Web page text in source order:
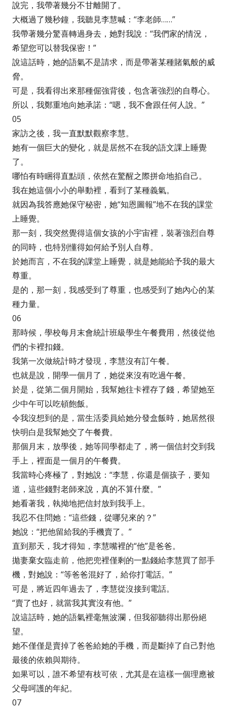
說完，我帶著幾分不甘離開了。
大概過了幾秒鐘，我聽見李慧喊：“李老師……”
我帶著幾分驚喜轉過身去，她對我說：“我們家的情況，
希望您可以替我保密！”
說這話時，她的語氣不是請求，而是帶著某種賭氣般的威
脅。
可是，我看得出來那種倔強背後，包含著強烈的自尊心。
所以，我鄭重地向她承諾：“嗯，我不會跟任何人說。”
05
家訪之後，我一直默默觀察李慧。
她有一個巨大的變化，就是居然不在我的語文課上睡覺
了。
哪怕有時睏得直點頭，依然在驚醒之際拼命地掐自己。
我在她這個小小的舉動裡，看到了某種義氣。
就因為我答應她保守秘密，她“知恩圖報”地不在我的課堂
上睡覺。
那一刻，我突然覺得這個女孩的小宇宙裡，裝著強烈自尊
的同時，也特別懂得如何給予別人自尊。
於她而言，不在我的課堂上睡覺，就是她能給予我的最大
尊重。
是的，那一刻，我感受到了尊重，也感受到了她內心的某
種力量。
06
那時候，學校每月末會統計班級學生午餐費用，然後從他
們的卡裡扣錢。
我第一次做統計時才發現，李慧沒有訂午餐。
也就是說，開學一個月了，她從來沒有吃過午餐。
於是，從第二個月開始，我幫她往卡裡存了錢，希望她至
少中午可以吃頓飽飯。
令我沒想到的是，當生活委員給她分發盒飯時，她居然很
快明白是我幫她交了午餐費。
那個月末，放學後，她等同學都走了，將一個信封交到我
手上，裡面是一個月的午餐費。
我當時心疼極了，對她說：“李慧，你還是個孩子，要知
道，這些錢對老師來說，真的不算什麼。”
她看著我，執拗地把信封放到我手上。
我忍不住問她：“這些錢，從哪兒來的？”
她說：“把他留給我的手機賣了。”
直到那天，我才得知，李慧嘴裡的“他”是爸爸。
拋妻棄女臨走前，他把兜裡僅剩的一點錢給李慧買了部手
機，對她說：“等爸爸混好了，給你打電話。”
可是，將近四年過去了，李慧從沒接到電話。
“賣了也好，就當我其實沒有他。”
說這話時，她的語氣裡毫無波瀾，但我卻聽得出那份絕
望。
她不僅僅是賣掉了爸爸給她的手機，而是斷掉了自己對他
最後的依賴與期待。
如果可以，誰不希望有枝可依，尤其是在這樣一個理應被
父母呵護的年紀。
07